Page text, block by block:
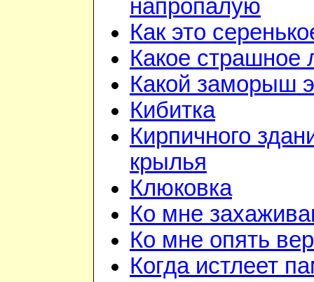
напропалую
Как это
Какое страшное
Какой заморыш
Кибитка
Кирпичного
крылья
Клюковка
Ко мне
Ко мне опять
Когда истлеет